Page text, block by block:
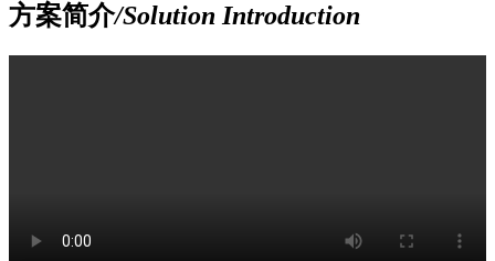
方案简介/Solution Introduction